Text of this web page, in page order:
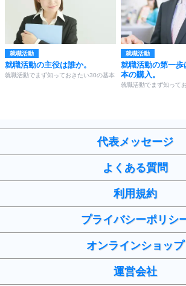
就職活動
就職活動の主役は誰か。
就職活動でまず知っておきたい30の基本
就職活動
就職活動の第一歩
本の購入。
就職活動でまず知って
代表メッセージ
よくある質問
利用規約
プライバシーポリシ
オンラインショップ
運営会社